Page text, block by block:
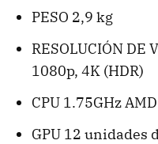
PESO 2,9 kg
RESOLUCIÓN DE
1080p, 4K (HDR)
CPU 1.75GHz
GPU 12 unidades